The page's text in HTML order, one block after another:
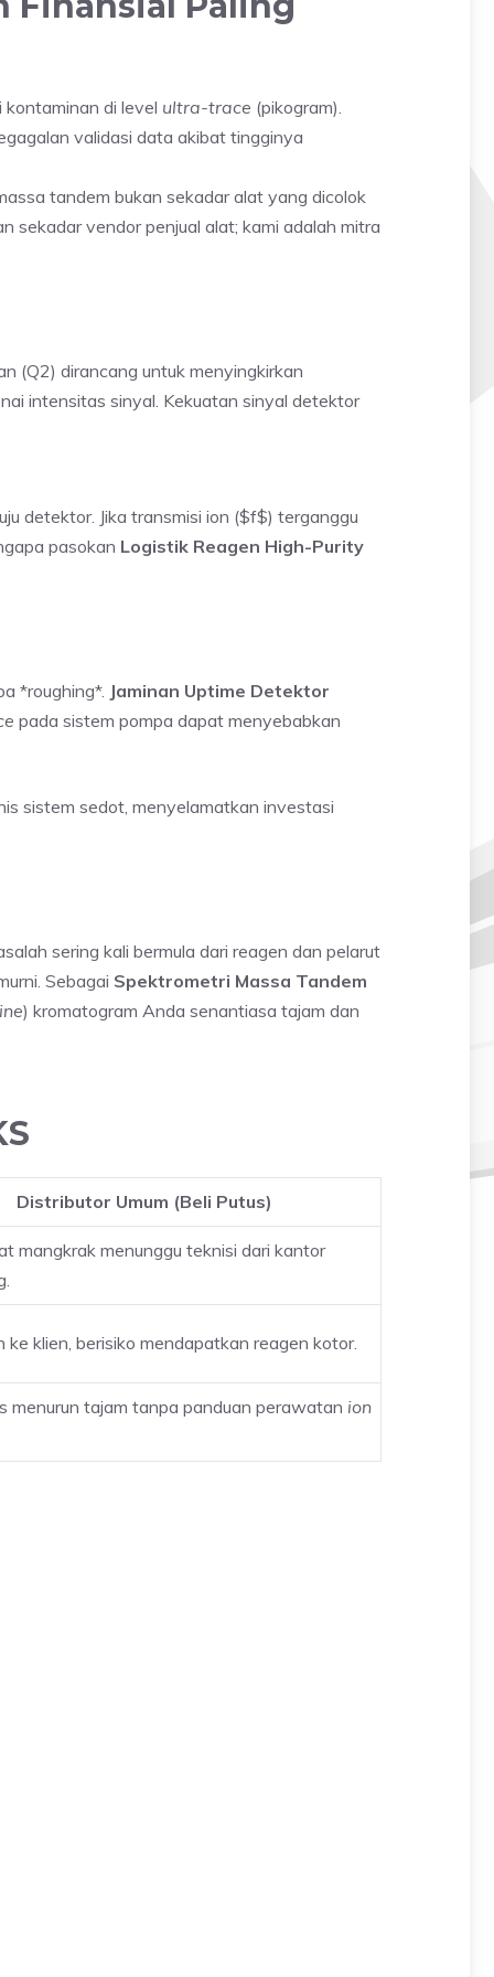
di level ultra-trace (pikogram).
validasi data akibat tingginya
tandem bukan sekadar alat yang dicolok
sekadar vendor penjual alat; kami adalah mitra
(Q2) dirancang untuk menyingkirkan
intensitas sinyal. Kekuatan sinyal detektor
detektor. Jika transmisi ion ($f$) terganggu
pasokan Logistik Reagen High-Purity
*roughing*. Jaminan Uptime Detektor
pada sistem pompa dapat menyebabkan
sistem sedot, menyelamatkan investasi
sering kali bermula dari reagen dan pelarut
Sebagai Spektrometri Massa Tandem
) kromatogram Anda senantiasa tajam dan
Distributor Umum (Beli Putus)
mangkrak menunggu teknisi dari kantor
ke klien, berisiko mendapatkan reagen kotor.
menurun tajam tanpa panduan perawatan ion